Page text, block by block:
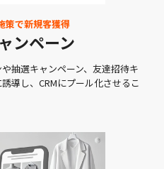
策で新規客獲得
ンペーン
抽選キャンペーン、友達招待キ
導し、CRMにプール化させるこ